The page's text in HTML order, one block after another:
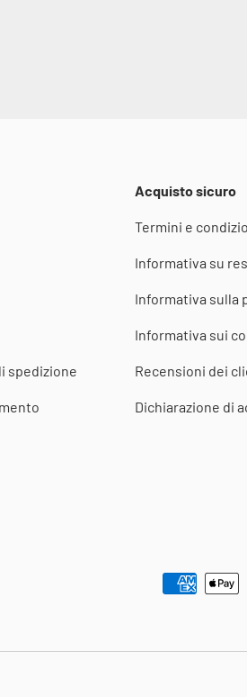
spedizione
Acquisto sicuro
Termini e
Informativa su
Informativa sulla
Informativa sui
Recensioni dei
Dichiarazione di
Metodi di